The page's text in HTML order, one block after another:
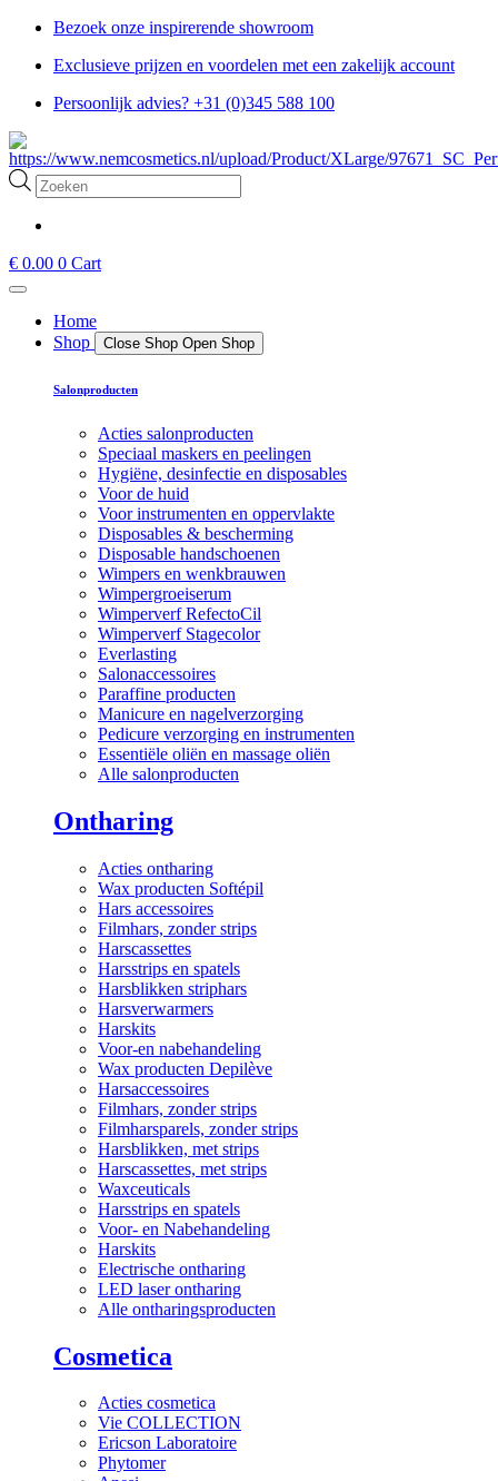
Bezoek onze inspirerende showroom
Exclusieve prijzen en voordelen met een zakelijk account
Persoonlijk advies? +31 (0)345 588 100
Producten
zoeken
€ 0.00 0 Cart
Home
Shop
Close Shop Open Shop
Salonproducten
Acties salonproducten
Speciaal maskers en peelingen
Hygiëne, desinfectie en disposables
Voor de huid
Voor instrumenten en oppervlakte
Disposables & bescherming
Disposable handschoenen
Wimpers en wenkbrauwen
Wimpergroeiserum
Wimperverf RefectoCil
Wimperverf Stagecolor
Everlasting
Salonaccessoires
Paraffine producten
Manicure en nagelverzorging
Pedicure verzorging en instrumenten
Essentiële oliën en massage oliën
Alle salonproducten
Ontharing
Acties ontharing
Wax producten Softépil
Hars accessoires
Filmhars, zonder strips
Harscassettes
Harsstrips en spatels
Harsblikken striphars
Harsverwarmers
Harskits
Voor-en nabehandeling
Wax producten Depilève
Harsaccessoires
Filmhars, zonder strips
Filmharsparels, zonder strips
Harsblikken, met strips
Harscassettes, met strips
Waxceuticals
Harsstrips en spatels
Voor- en Nabehandeling
Harskits
Electrische ontharing
LED laser ontharing
Alle ontharingsproducten
Cosmetica
Acties cosmetica
Vie COLLECTION
Ericson Laboratoire
Phytomer